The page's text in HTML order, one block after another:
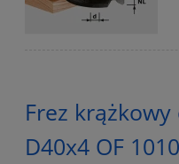
Frez
D40x4 OF